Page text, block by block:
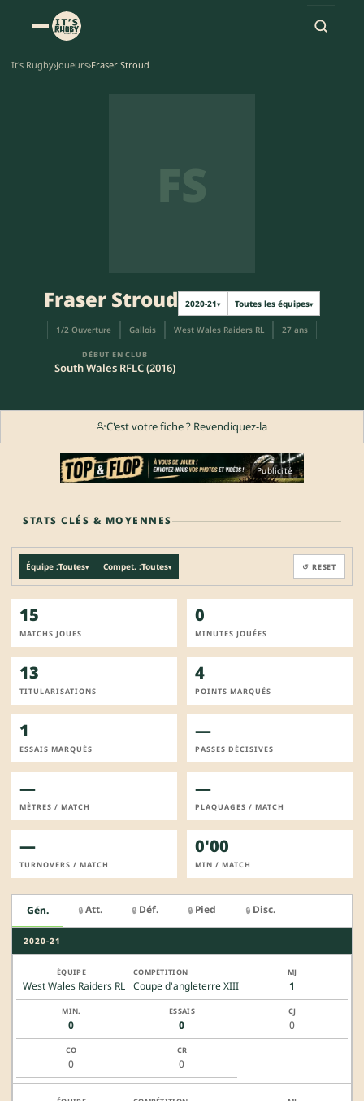
It's Rugby›Joueurs›Fraser Stroud
FS
Fraser Stroud 2020-21▾ Toutes les équipes▾
1/2 Ouverture Gallois West Wales Raiders RL 27 ans
DÉBUT EN CLUB
South Wales RFLC (2016)
C'est votre fiche ? Revendiquez-la
Publicité
STATS CLÉS & MOYENNES
Équipe :Toutes▾ Compet. :Toutes▾ ↺ RESET
15
MATCHS JOUES
0
MINUTES JOUÉES
13
TITULARISATIONS
4
POINTS MARQUÉS
1
ESSAIS MARQUÉS
—
PASSES DÉCISIVES
—
MÈTRES / MATCH
—
PLAQUAGES / MATCH
—
TURNOVERS / MATCH
0'00
MIN / MATCH
Gén. 🔒 Att. 🔒 Déf. 🔒 Pied 🔒 Disc.
2020-21
West Wales Raiders RL Coupe d'angleterre XIII 1
0 0 0
0 0